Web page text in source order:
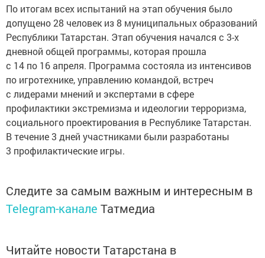
По итогам всех испытаний на этап обучения было
допущено 28 человек из 8 муниципальных образований
Республики Татарстан. Этап обучения начался с 3-х
дневной общей программы, которая прошла
с 14 по 16 апреля. Программа состояла из интенсивов
по игротехнике, управлению командой, встреч
с лидерами мнений и экспертами в сфере
профилактики экстремизма и идеологии терроризма,
социального проектирования в Республике Татарстан.
В течение 3 дней участниками были разработаны
3 профилактические игры.
Следите за самым важным и интересным в
Telegram-канале Татмедиа
Читайте новости Татарстана в